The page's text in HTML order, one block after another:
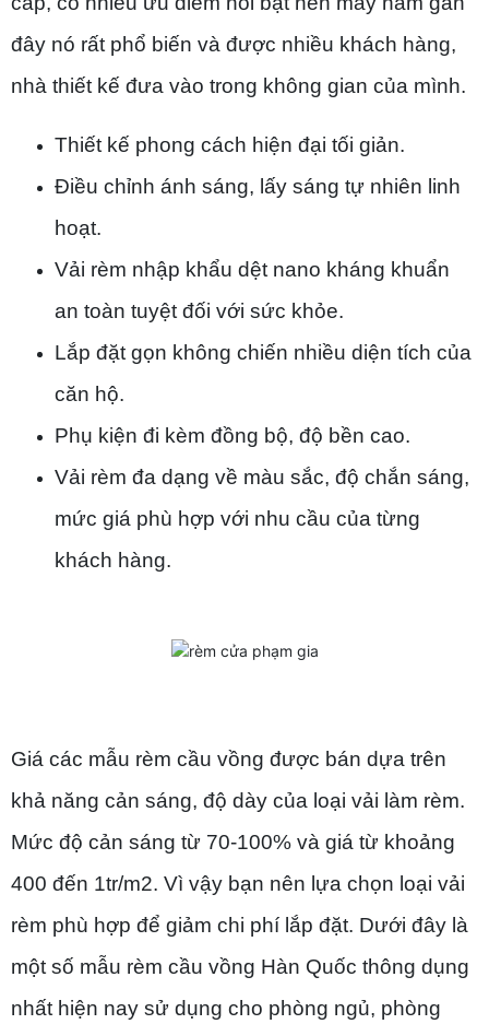
đây nó rất phổ biến và được nhiều khách hàng,
nhà thiết kế đưa vào trong không gian của mình.
Thiết kế phong cách hiện đại tối giản.
Điều chỉnh ánh sáng, lấy sáng tự nhiên linh
hoạt.
Vải rèm nhập khẩu dệt nano kháng khuẩn
an toàn tuyệt đối với sức khỏe.
Lắp đặt gọn không chiến nhiều diện tích của
căn hộ.
Phụ kiện đi kèm đồng bộ, độ bền cao.
Vải rèm đa dạng về màu sắc, độ chắn sáng,
mức giá phù hợp với nhu cầu của từng
khách hàng.
Giá các mẫu rèm cầu vồng được bán dựa trên
khả năng cản sáng, độ dày của loại vải làm rèm.
Mức độ cản sáng từ 70-100% và giá từ khoảng
400 đến 1tr/m2. Vì vậy bạn nên lựa chọn loại vải
rèm phù hợp để giảm chi phí lắp đặt. Dưới đây là
một số mẫu rèm cầu vồng Hàn Quốc thông dụng
nhất hiện nay sử dụng cho phòng ngủ, phòng